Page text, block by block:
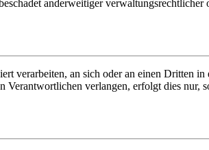
anderweitiger verwaltungsrechtlicher
verarbeiten, an sich oder an einen Dritten in
Verantwortlichen verlangen, erfolgt dies nur,